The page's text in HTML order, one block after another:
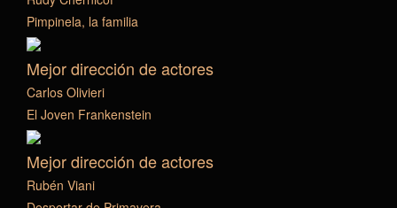
Pimpinela, la familia
Mejor dirección de actores
Carlos Olivieri
El Joven Frankenstein
Mejor dirección de actores
Rubén Viani